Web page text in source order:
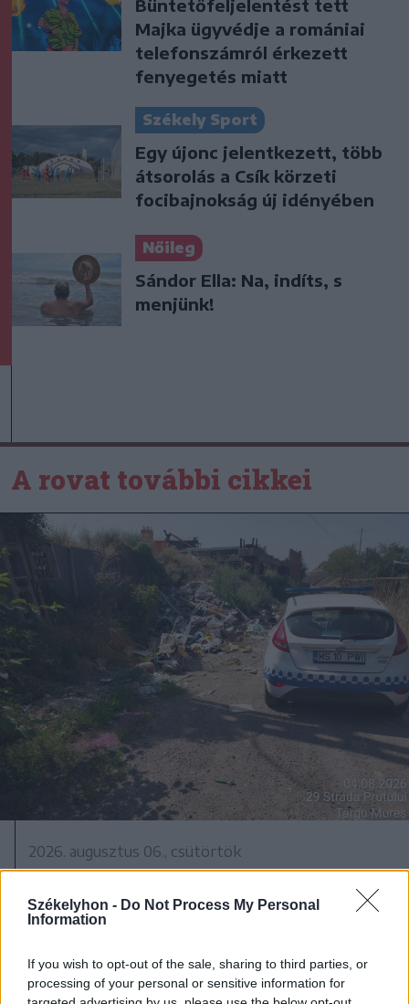
Székelyhon - Do Not Process My Personal
Information
If you wish to opt-out of the sale, sharing to third parties, or
processing of your personal or sensitive information for
Büntetőfeljelentést tett
Majka ügyvédje a romániai
telefonszámról érkezett
fenyegetés miatt
Székely Sport
Egy újonc jelentkezett, több
átsorolás a Csík körzeti
focibajnokság új idényében
Nőileg
Sándor Ella: Na, indíts, s
menjünk!
A rovat további cikkei
2026. augusztus 06., csütörtök
Tetemes bírság a szemetelőknek